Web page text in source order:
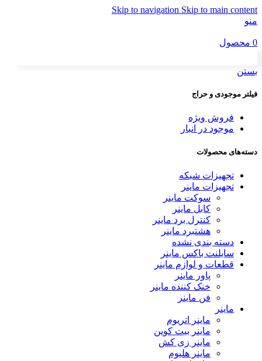
Skip to navigation Skip to main content
منو
0 محصول
بستن
فیلتر موجودی و حراج
فروش ویژه
موجود در انبار
دسته‌های محصولات
تجهیزات شبکه
تجهیزات ماینر
سوکت ماینر
کابل ماینر
کنترل برد ماینر
هشتبرد ماینر
دسته بندی نشده
سایلنت باکس ماینر
قطعات و لوازم ماینر
پاور ماینر
خنک کننده ماینر
فن ماینر
ماینر
ماینر اتریوم
ماینر بیت کوین
ماینر زی کش
ماینر هلیوم